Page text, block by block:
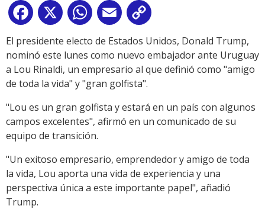
Facebook
X WhatsApp
Email
Link
El presidente electo de Estados Unidos, Donald Trump,
nominó este lunes como nuevo embajador ante Uruguay
a Lou Rinaldi, un empresario al que definió como "amigo
de toda la vida" y "gran golfista".
"Lou es un gran golfista y estará en un país con algunos
campos excelentes", afirmó en un comunicado de su
equipo de transición.
"Un exitoso empresario, emprendedor y amigo de toda
la vida, Lou aporta una vida de experiencia y una
perspectiva única a este importante papel", añadió
Trump.